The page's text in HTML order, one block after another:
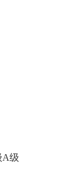
A级